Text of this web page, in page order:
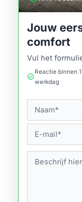
Jouw
comfort
Vul het
check_circle
Reactie binnen 1
werkdag